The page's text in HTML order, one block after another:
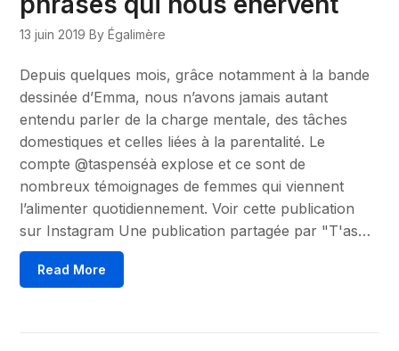
13 juin 2019 By Égalimère
Depuis quelques mois, grâce notamment à la bande
dessinée d’Emma, nous n’avons jamais autant
entendu parler de la charge mentale, des tâches
domestiques et celles liées à la parentalité. Le
compte @taspenséà explose et ce sont de
nombreux témoignages de femmes qui viennent
l’alimenter quotidiennement. Voir cette publication
sur Instagram Une publication partagée par "T'as…
Read More